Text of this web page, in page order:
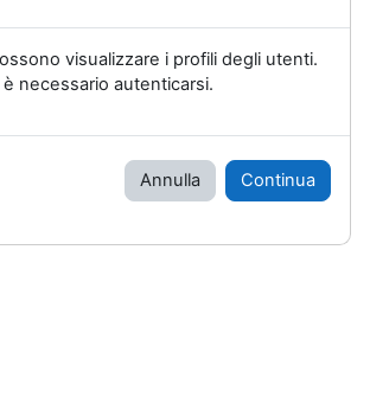
visualizzare i profili degli utenti.
necessario autenticarsi.
Annulla Continua